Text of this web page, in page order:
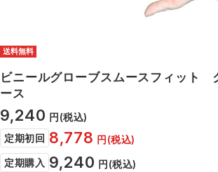
送料無料
ビニールグローブスムースフィット
ース
9,240 円(税込)
定期初回 8,778 円(税込)
定期購入 9,240 円(税込)